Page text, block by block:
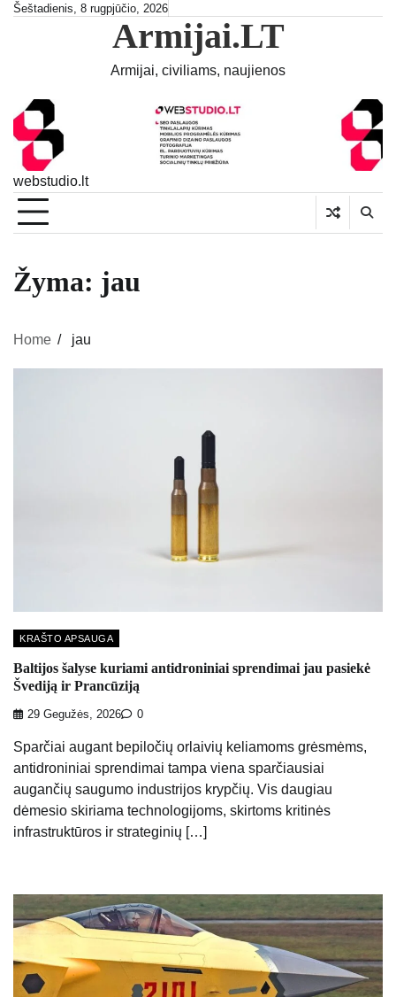
SkipŠeštadienis, 8 rugpjūčio, 2026
Armijai.LT
Armijai, civiliams, naujienos
webstudio.lt
Žyma: jau
Home jau
KRAŠTO APSAUGA
Baltijos šalyse kuriami antidroniniai sprendimai jau pasiekė
Švediją ir Prancūziją
29 Gegužės, 2026 0
Sparčiai augant bepiločių orlaivių keliamoms grėsmėms,
antidroniniai sprendimai tampa viena sparčiausiai
augančių saugumo industrijos krypčių. Vis daugiau
dėmesio skiriama technologijoms, skirtoms kritinės
infrastruktūros ir strateginių […]